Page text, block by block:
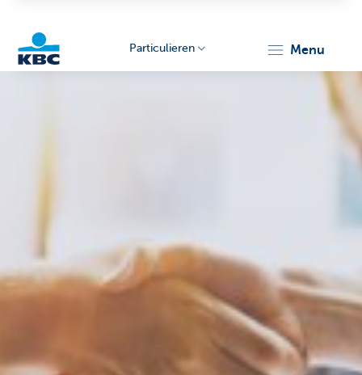
Particulieren menu